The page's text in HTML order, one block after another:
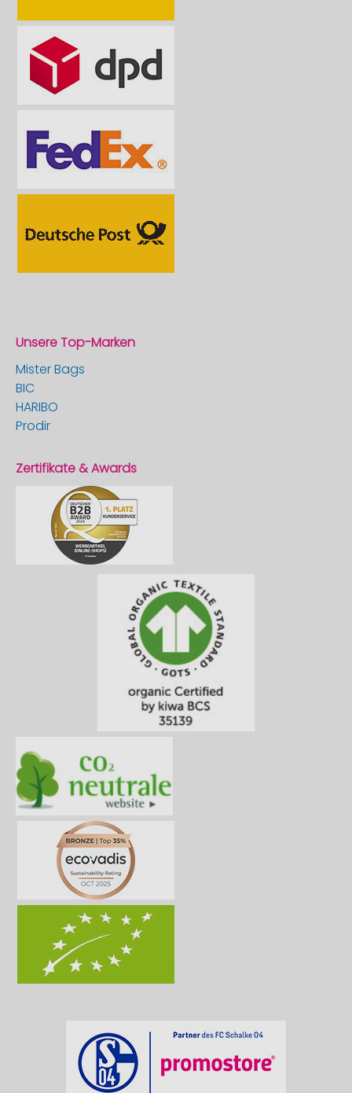
Unsere Top-Marken
Mister Bags
BIC
HARIBO
Prodir
Zertifikate & Awards